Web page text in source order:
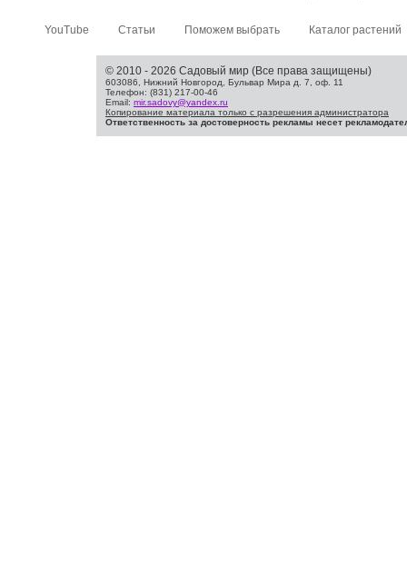
YouTube Статьи Поможем выбрать Каталог растений
© 2010 - 2026 Садовый мир (Все права защищены)
603086, Нижний Новгород, Бульвар Мира д. 7, оф. 11
Телефон: (831) 217-00-46
Email: mir.sadovy@yandex.ru
Копирование материала только с разрешения администратора
Ответственность за достоверность рекламы несет